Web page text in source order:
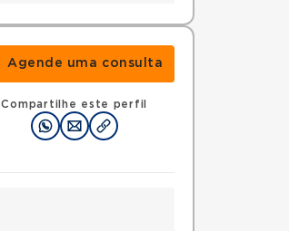
Agende uma consulta
Compartilhe este perfil